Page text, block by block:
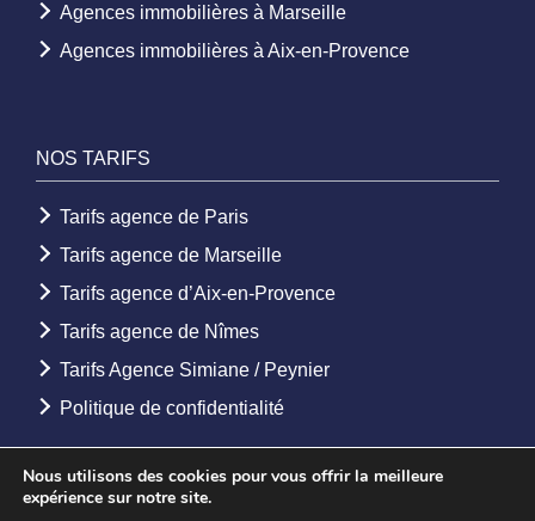
Agences immobilières à Marseille
Agences immobilières à Aix-en-Provence
NOS TARIFS
Tarifs agence de Paris
Tarifs agence de Marseille
Tarifs agence d’Aix-en-Provence
Tarifs agence de Nîmes
Tarifs Agence Simiane / Peynier
Politique de confidentialité
Nous utilisons des cookies pour vous offrir la meilleure
expérience sur notre site.